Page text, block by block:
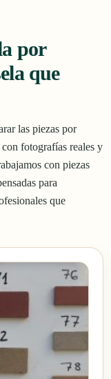
por
que
las piezas por
fotografías reales y
con piezas
para
que